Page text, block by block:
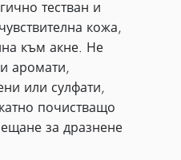
тестван и
кожа,
към акне. Не
аромати,
или сулфати,
почистващо
за дразнене